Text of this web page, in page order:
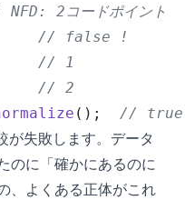
2コードポイント
// false !
// 1
// 2
( ) ; // true (
が失敗します。データ
のに「確かにあるのに
、よくある正体がこれ